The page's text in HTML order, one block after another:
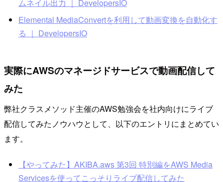
ムネイル出力 ｜ DevelopersIO
Elemental MediaConvertを利用して動画変換を自動化す
る ｜ DevelopersIO
実際にAWSのマネージドサービスで動画配信して
みた
弊社クラスメソッド主催のAWS勉強会を社内向けにライブ
配信してみたノウハウとして、以下のエントリにまとめてい
ます。
【やってみた】AKIBA.aws 第3回 特別編をAWS Media
Servicesを使ってこっそりライブ配信してみた